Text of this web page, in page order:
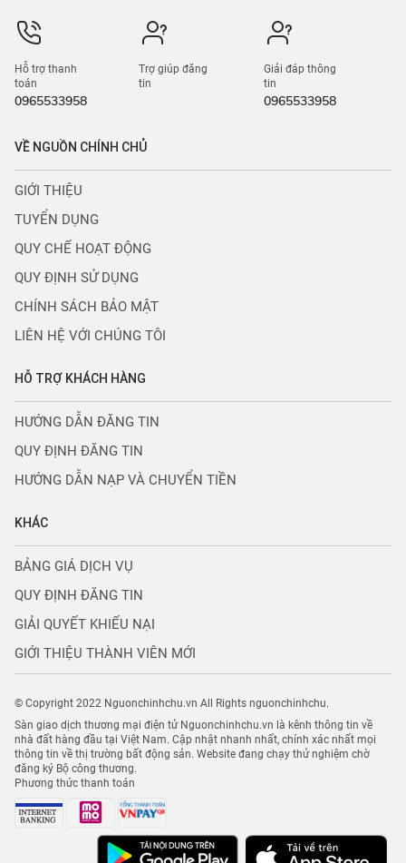
Hỗ trợ thanh
toán
0965533958
Trợ giúp đăng
tin
Giải đáp thông
tin
0965533958
VỀ NGUỒN CHÍNH CHỦ
GIỚI THIỆU
TUYỂN DỤNG
QUY CHẾ HOẠT ĐỘNG
QUY ĐỊNH SỬ DỤNG
CHÍNH SÁCH BẢO MẬT
LIÊN HỆ VỚI CHÚNG TÔI
HỖ TRỢ KHÁCH HÀNG
HƯỚNG DẪN ĐĂNG TIN
QUY ĐỊNH ĐĂNG TIN
HƯỚNG DẪN NẠP VÀ CHUYỂN TIỀN
KHÁC
BẢNG GIÁ DỊCH VỤ
QUY ĐỊNH ĐĂNG TIN
GIẢI QUYẾT KHIẾU NẠI
GIỚI THIỆU THÀNH VIÊN MỚI
© Copyright 2022 Nguonchinhchu.vn All Rights nguonchinhchu.
Sàn giao dịch thương mại điện tử Nguonchinhchu.vn là kênh thông tin về
nhà đất hàng đầu tại Việt Nam. Cập nhật nhanh nhất, chính xác nhất mọi
thông tin về thị trường bất động sản. Website đang chạy thử nghiệm chờ
đăng ký Bộ công thương.
Phương thức thanh toán